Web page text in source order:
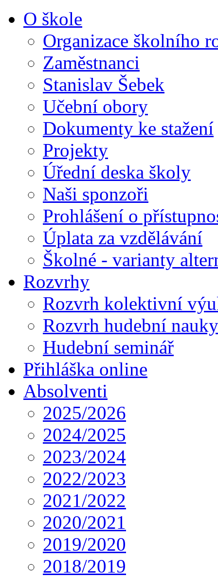
O škole
Organizace školního
Zaměstnanci
Stanislav Šebek
Učební obory
Dokumenty ke stažení
Projekty
Úřední deska školy
Naši sponzoři
Prohlášení o
Úplata za vzdělávání
Školné - varianty
Rozvrhy
Rozvrh kolektivní
Rozvrh hudební
Hudební seminář
Přihláška online
Absolventi
2025/2026
2024/2025
2023/2024
2022/2023
2021/2022
2020/2021
2019/2020
2018/2019